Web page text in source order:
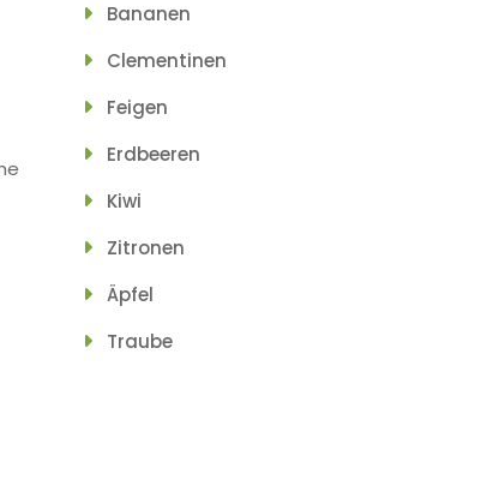
Bananen
Clementinen
Feigen
Erdbeeren
Kiwi
Zitronen
Äpfel
Traube